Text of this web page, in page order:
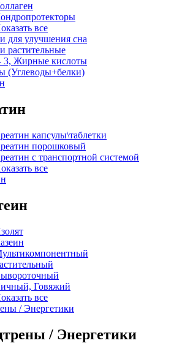
все
для улучшения сна
растительные
3, Жирные кислоты
(Углеводы+белки)
капсулы\таблетки
порошковый
с транспортной системой
все
Говяжий
все
/ Энергетики
/ Энергетики